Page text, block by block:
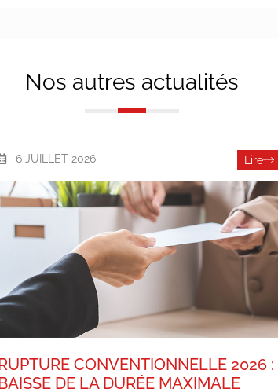
Nos autres actualités
6 JUILLET 2026 Lire
CONVENTIONNELLE 2026 :
DE LA DURÉE MAXIMALE